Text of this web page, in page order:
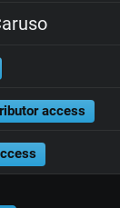
access